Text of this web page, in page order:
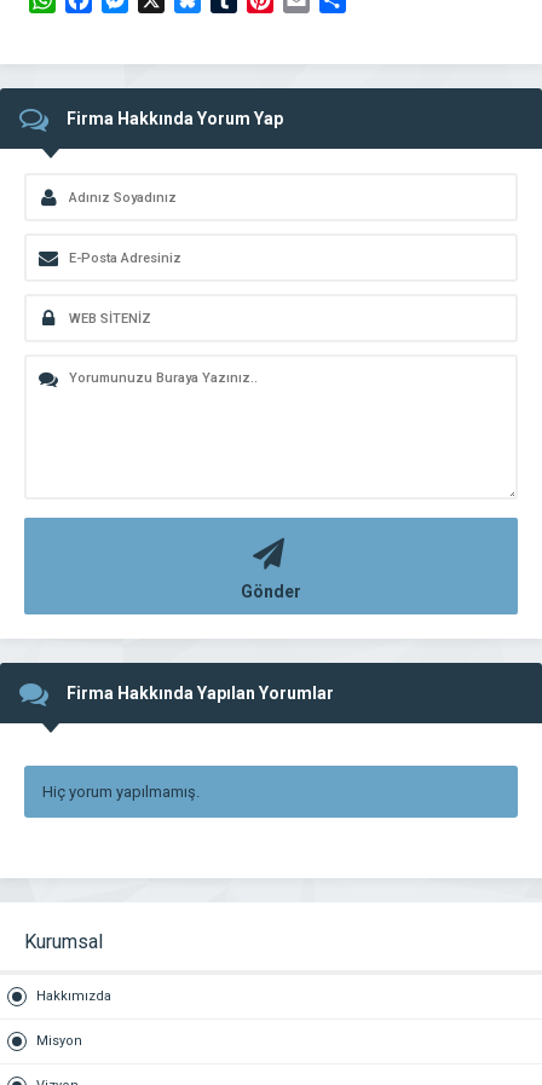
Firma Hakkında Yorum Yap
Gönder
Firma Hakkında Yapılan Yorumlar
Hiç yorum yapılmamış.
Kurumsal
Hakkımızda
Misyon